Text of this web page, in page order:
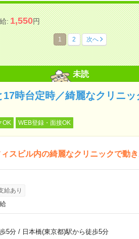
:1,550円
1 2 次へ
未読
時台定時／綺麗なクリニ
OK WEB登録・面接OK
スビル内の綺麗なクリニックで動き
給あり
5分/ 日本橋(東京都)駅から徒歩5分